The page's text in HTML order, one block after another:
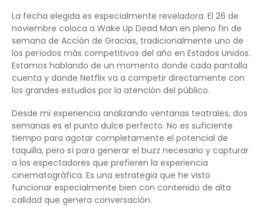
La fecha elegida es especialmente reveladora. El 26 de
noviembre coloca a Wake Up Dead Man en pleno fin de
semana de Acción de Gracias, tradicionalmente uno de
los períodos más competitivos del año en Estados Unidos.
Estamos hablando de un momento donde cada pantalla
cuenta y donde Netflix va a competir directamente con
los grandes estudios por la atención del público.
Desde mi experiencia analizando ventanas teatrales, dos
semanas es el punto dulce perfecto. No es suficiente
tiempo para agotar completamente el potencial de
taquilla, pero sí para generar el buzz necesario y capturar
a los espectadores que prefieren la experiencia
cinematográfica. Es una estrategia que he visto
funcionar especialmente bien con contenido de alta
calidad que genera conversación.